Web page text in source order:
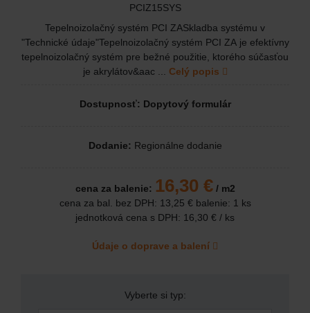
PCIZ15SYS
Tepelnoizolačný systém PCI ZASkladba systému v
"Technické údaje"Tepelnoizolačný systém PCI ZA je efektívny
tepelnoizolačný systém pre bežné použitie, ktorého súčasťou
je akrylátov&aac ... Celý popis
Dostupnosť: Dopytový formulár
Dodanie: Regionálne dodanie
cena za balenie: 16,30 €/ m2
cena za bal. bez DPH: 13,25 € balenie: 1 ks
jednotková cena s DPH: 16,30 € / ks
Údaje o doprave a balení